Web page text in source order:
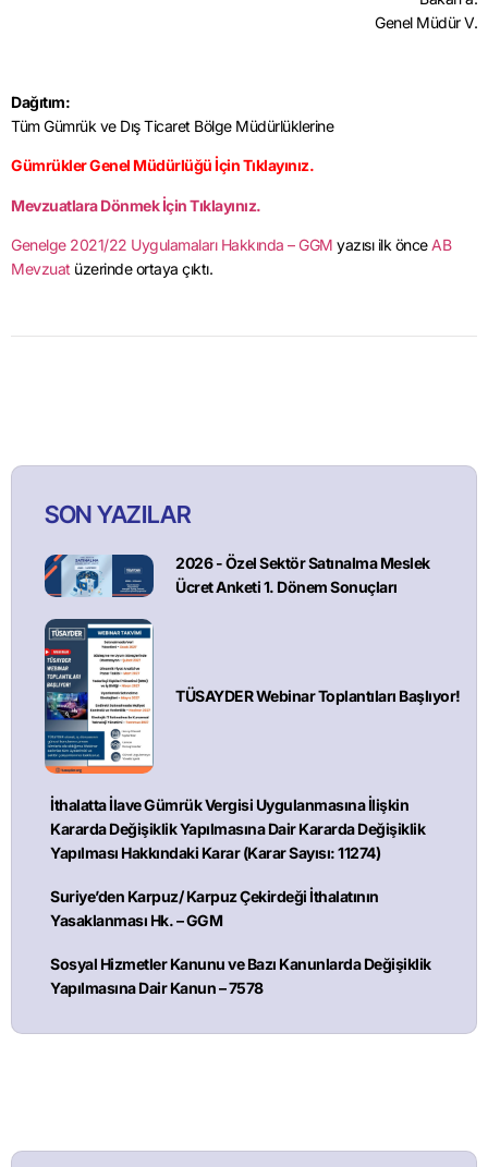
Genel Müdür V.
Dağıtım:
Tüm Gümrük ve Dış Ticaret Bölge Müdürlüklerine
Gümrükler Genel Müdürlüğü İçin Tıklayınız.
Mevzuatlara Dönmek İçin Tıklayınız.
Genelge 2021/22 Uygulamaları Hakkında – GGM yazısı ilk önce AB
Mevzuat üzerinde ortaya çıktı.
SON YAZILAR
2026 - Özel Sektör Satınalma Meslek
Ücret Anketi 1. Dönem Sonuçları
TÜSAYDER Webinar Toplantıları Başlıyor!
İthalatta İlave Gümrük Vergisi Uygulanmasına İlişkin
Kararda Değişiklik Yapılmasına Dair Kararda Değişiklik
Yapılması Hakkındaki Karar (Karar Sayısı: 11274)
Suriye’den Karpuz/ Karpuz Çekirdeği İthalatının
Yasaklanması Hk. – GGM
Sosyal Hizmetler Kanunu ve Bazı Kanunlarda Değişiklik
Yapılmasına Dair Kanun – 7578